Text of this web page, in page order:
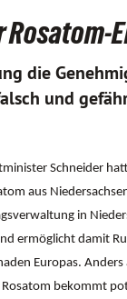
die
und
Schneider
aus
in
ermöglicht damit
Europas.
bekommt